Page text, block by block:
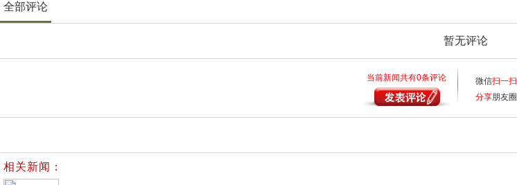
全部评论
暂无评论
当前新闻共有0条评论 微信扫一扫
分享朋友圈
相关新闻：